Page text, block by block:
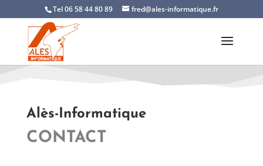
Tel 06 58 44 80 89 fred@ales-informatique.fr
Alès-Informatique
CONTACT